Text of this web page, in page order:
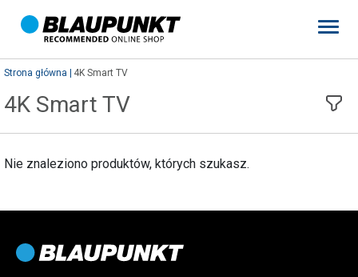
Strona główna 4K Smart TV
4K Smart TV
Nie znaleziono produktów, których szukasz.